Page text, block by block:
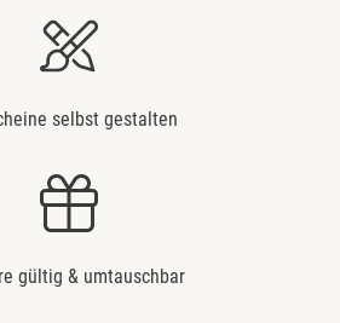
selbst gestalten
gültig & umtauschbar